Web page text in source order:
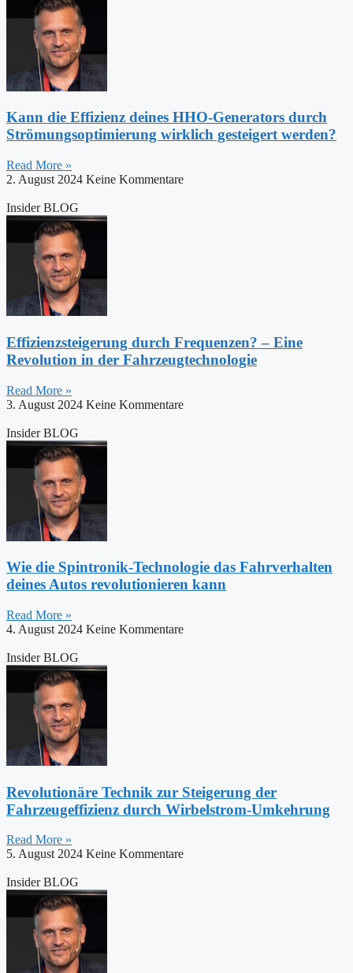
Kann die Effizienz deines HHO-Generators durch
Strömungsoptimierung wirklich gesteigert werden?
Read More »
2. August 2024 Keine Kommentare
Insider BLOG
Effizienzsteigerung durch Frequenzen? – Eine
Revolution in der Fahrzeugtechnologie
Read More »
3. August 2024 Keine Kommentare
Insider BLOG
Wie die Spintronik-Technologie das Fahrverhalten
deines Autos revolutionieren kann
Read More »
4. August 2024 Keine Kommentare
Insider BLOG
Revolutionäre Technik zur Steigerung der
Fahrzeugeffizienz durch Wirbelstrom-Umkehrung
Read More »
5. August 2024 Keine Kommentare
Insider BLOG